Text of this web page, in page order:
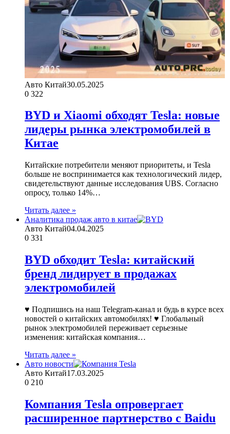
Авто Китай30.05.2025
0 322
BYD и Xiaomi обходят Tesla: новые
лидеры рынка электромобилей в
Китае
Китайские потребители меняют приоритеты, и Tesla
больше не воспринимается как технологический лидер,
свидетельствуют данные исследования UBS. Согласно
опросу, только 14%…
Читать далее »
Аналитика продаж авто в китае
Авто Китай04.04.2025
0 331
BYD обходит Tesla: китайский
бренд лидирует в продажах
электромобилей
♥ Подпишись на наш Telegram-канал и будь в курсе всех
новостей о китайских автомобилях! ♥ Глобальный
рынок электромобилей переживает серьезные
изменения: китайская компания…
Читать далее »
Авто новости
Авто Китай17.03.2025
0 210
Компания Tesla опровергает
расширенное партнерство с Baidu